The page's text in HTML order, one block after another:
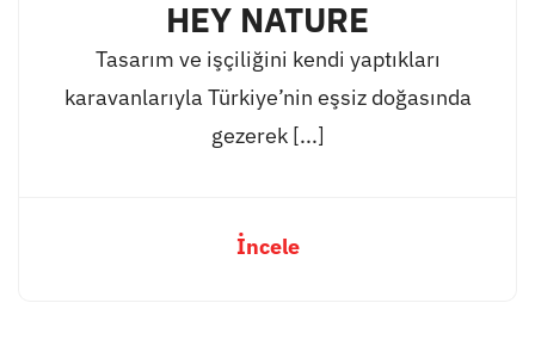
HEY NATURE
Tasarım ve işçiliğini kendi yaptıkları
karavanlarıyla Türkiye’nin eşsiz doğasında
gezerek [...]
İncele